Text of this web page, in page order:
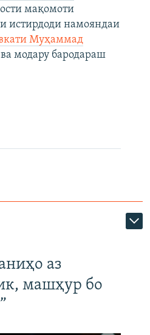
мақомоти
истирдоди намояндаи
Муҳаммад
ва модару бародараш
аз
машҳур бо